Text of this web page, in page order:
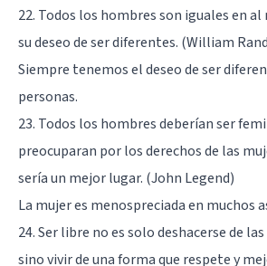
22. Todos los hombres son iguales en
su deseo de ser diferentes. (William
Siempre tenemos el deseo de ser
personas.
23. Todos los hombres deberían ser
preocuparan por los derechos de las
sería un mejor lugar. (John Legend)
La mujer es menospreciada en muchos
24. Ser libre no es solo deshacerse de
sino vivir de una forma que respete y